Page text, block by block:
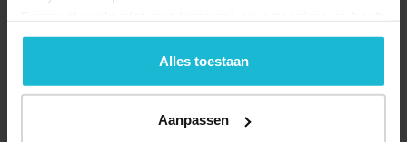
geen commerciële doelstelling. U kunt deze cookies via
de knoppen accepteren, beheren of weigeren.
Alles toestaan
Aanpassen